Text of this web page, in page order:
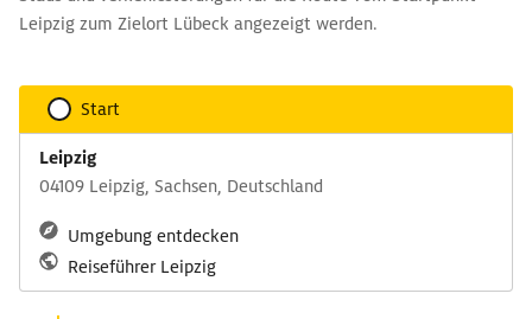
Leipzig zum Zielort Lübeck angezeigt werden.
Start
Leipzig
04109 Leipzig, Sachsen, Deutschland
Umgebung entdecken
Reiseführer Leipzig